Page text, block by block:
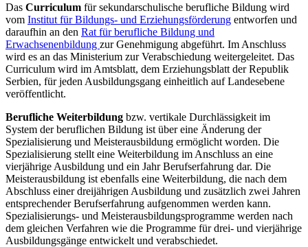
Das Curriculum für sekundarschulische berufliche Bildung wird
vom Institut für Bildungs- und Erziehungsförderung entworfen und
daraufhin an den Rat für berufliche Bildung und
Erwachsenenbildung zur Genehmigung abgeführt. Im Anschluss
wird es an das Ministerium zur Verabschiedung weitergeleitet. Das
Curriculum wird im Amtsblatt, dem Erziehungsblatt der Republik
Serbien, für jeden Ausbildungsgang einheitlich auf Landesebene
veröffentlicht.
Berufliche Weiterbildung bzw. vertikale Durchlässigkeit im
System der beruflichen Bildung ist über eine Änderung der
Spezialisierung und Meisterausbildung ermöglicht worden. Die
Spezialisierung stellt eine Weiterbildung im Anschluss an eine
vierjährige Ausbildung und ein Jahr Berufserfahrung dar. Die
Meisterausbildung ist ebenfalls eine Weiterbildung, die nach dem
Abschluss einer dreijährigen Ausbildung und zusätzlich zwei Jahren
entsprechender Berufserfahrung aufgenommen werden kann.
Spezialisierungs- und Meisterausbildungsprogramme werden nach
dem gleichen Verfahren wie die Programme für drei- und vierjährige
Ausbildungsgänge entwickelt und verabschiedet.